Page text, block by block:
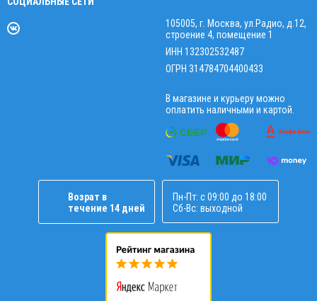
105005, г. Москва, ул.Радио, д.12,
строение 4, помещение 1
ИНН 132302532487
ОГРН 314784704400433
В магазине и курьеру можно
оплатить наличными и картой.
Возрат в
течение 14 дней
Пн-Пт: с 09:00 до 18:00
Сб-Вс: выходной